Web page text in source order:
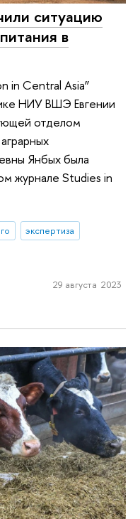
ситуацию
в
in Central Asia”
НИУ ВШЭ Евгении
отделом
Янбых была
журнале Studies in
экспертиза
29 августа 2023